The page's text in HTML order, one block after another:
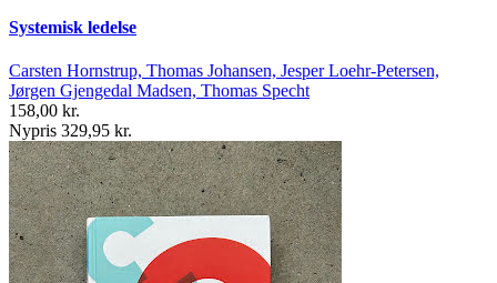
Systemisk ledelse
Carsten Hornstrup, Thomas Johansen, Jesper Loehr-Petersen,
Jørgen Gjengedal Madsen, Thomas Specht
158,00 kr.
Nypris 329,95 kr.